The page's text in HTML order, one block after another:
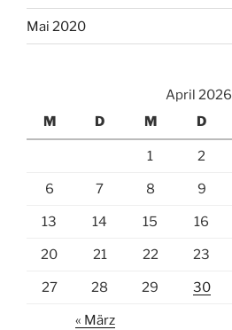
Mai 2020
April 2026
M
D M D
1 2
6 7 8 9
13 14 15 16
20 21 22 23
27 28 29 30
« März